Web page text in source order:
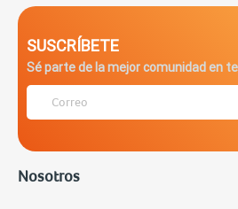
SUSCRÍBETE
Sé parte de la mejor comunidad en
Nosotros